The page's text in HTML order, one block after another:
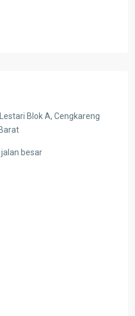
Blok A, Cengkareng
jalan besar